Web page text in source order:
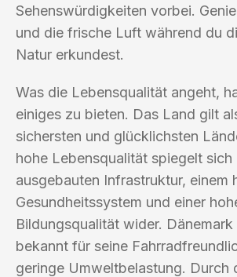
Sehenswürdigkeiten vorbei.
und die frische Luft während du
Natur erkundest.
Was die Lebensqualität angeht,
einiges zu bieten. Das Land gilt
sichersten und glücklichsten
hohe Lebensqualität spiegelt sich
ausgebauten Infrastruktur, einem
Gesundheitssystem und einer
Bildungsqualität wider.
bekannt für seine
geringe Umweltbelastung. Durch